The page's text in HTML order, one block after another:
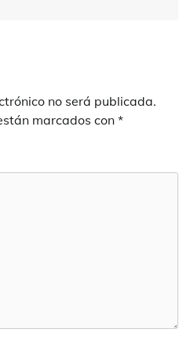
no será publicada.
marcados con *